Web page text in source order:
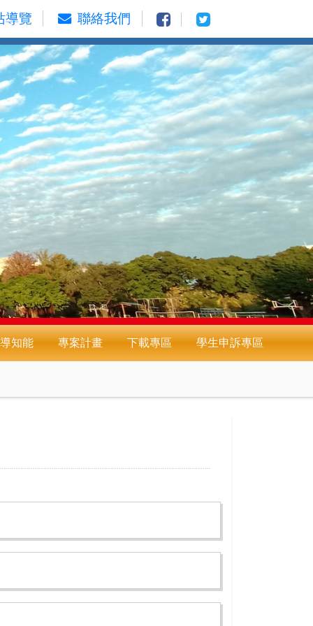
導覽 聯絡我們
知能 專案計畫 下載專區 學生申訴專區